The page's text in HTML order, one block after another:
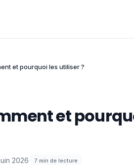
et pourquoi les utiliser ?
et
2026· 7 min de lecture